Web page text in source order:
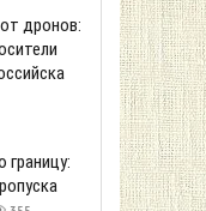
дронов:
границу: